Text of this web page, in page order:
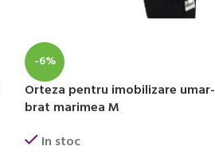
-6%
Orteza pentru imobilizare umar-
brat marimea M
In stoc